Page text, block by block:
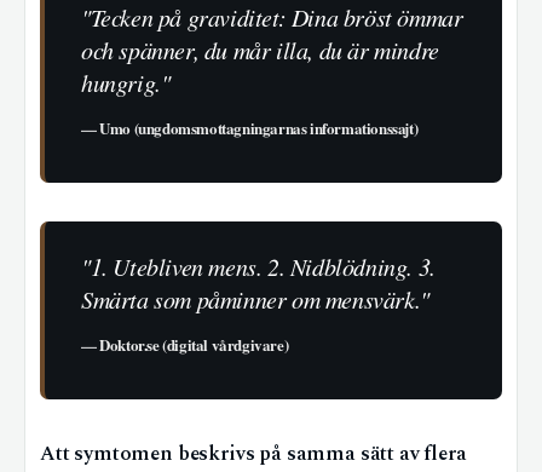
"Tecken på graviditet: Dina bröst ömmar
och spänner, du mår illa, du är mindre
hungrig."
—Umo (ungdomsmottagningarnas informationssajt)
"1. Utebliven mens. 2. Nidblödning. 3.
Smärta som påminner om mensvärk."
—Doktor.se (digital vårdgivare)
Att symtomen beskrivs på samma sätt av flera